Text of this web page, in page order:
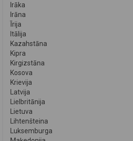
Irāka
Irāna
Īrija
Itālija
Kazahstāna
Kipra
Kirgizstāna
Kosova
Krievija
Latvija
Lielbritānija
Lietuva
Lihtenšteina
Luksemburga